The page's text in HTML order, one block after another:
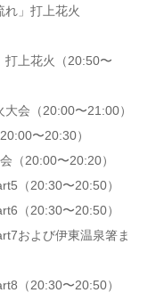
れ」打上花火
打上花火（20:50〜
会（20:00〜21:00）
〜20:30）
（20:00〜20:20）
（20:30〜20:50）
（20:30〜20:50）
および伊東温泉箸ま
（20:30〜20:50）